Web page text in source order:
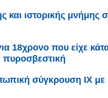
και ιστορικής μνήμης
18χρονο που είχε
πυροσβεστική
σύγκρουση ΙΧ